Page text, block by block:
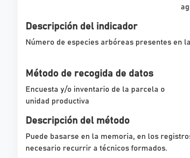
Descripción del indicador
Número de especies arbóreas presentes en
Método de recogida de datos
Encuesta y/o inventario de la parcela o
unidad productiva
Descripción del método
Puede basarse en la memoria, en los
necesario recurrir a técnicos formados.